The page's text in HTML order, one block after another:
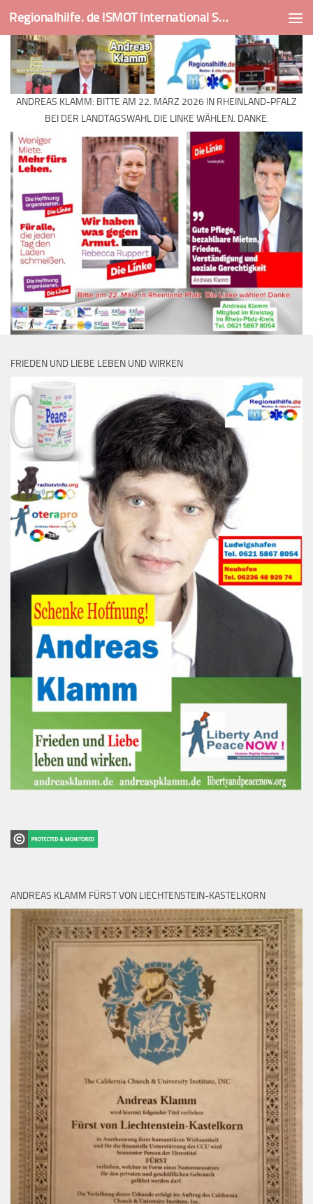
Skip to content Regionalhilfe. de ISMOT International Social And Medical Outreach Team
ANDREAS KLAMM: BITTE AM 22. MÄRZ 2026 IN RHEINLAND-PFALZ
BEI DER LANDTAGSWAHL DIE LINKE WÄHLEN. DANKE.
FRIEDEN UND LIEBE LEBEN UND WIRKEN
ANDREAS KLAMM FÜRST VON LIECHTENSTEIN-KASTELKORN